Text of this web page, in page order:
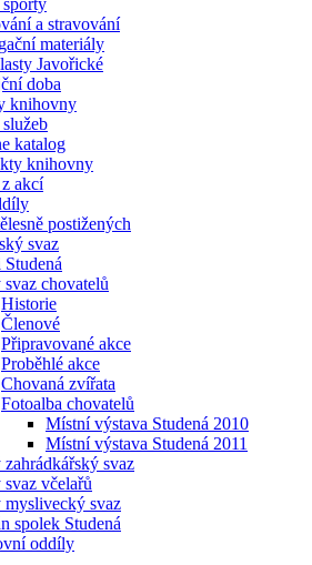
a stravování
materiály
Javořické
doba
knihovny
katalog
knihovny
akcí
postižených
svaz
svaz chovatelů
Historie
Členové
Připravované akce
Proběhlé akce
Chovaná zvířata
Fotoalba chovatelů
Místní výstava Studená 2010
Místní výstava Studená 2011
zahrádkářský svaz
svaz včelařů
myslivecký svaz
spolek Studená
oddíly